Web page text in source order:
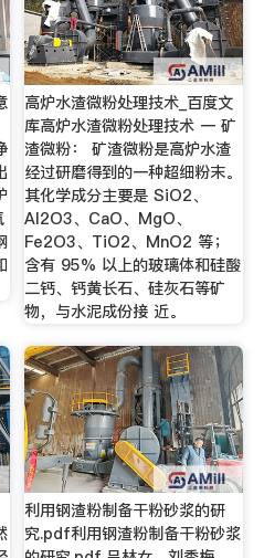
高炉水渣微粉处理技术_百度文
库高炉水渣微粉处理技术 一 矿
渣微粉： 矿渣微粉是高炉水渣
经过研磨得到的一种超细粉末。
其化学成分主要是 SiO2、
Al2O3、CaO、MgO、
Fe2O3、TiO2、MnO2 等；
含有 95% 以上的玻璃体和硅酸
二钙、钙黄长石、硅灰石等矿
物，与水泥成份接 近。
利用钢渣粉制备干粉砂浆的研
究.pdf利用钢渣粉制备干粉砂浆